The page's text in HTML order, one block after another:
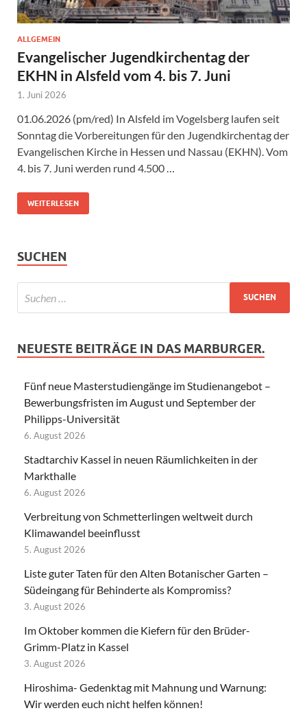
ALLGEMEIN
Evangelischer Jugendkirchentag der
EKHN in Alsfeld vom 4. bis 7. Juni
1. Juni 2026
01.06.2026 (pm/red) In Alsfeld im Vogelsberg laufen seit
Sonntag die Vorbereitungen für den Jugendkirchentag der
Evangelischen Kirche in Hessen und Nassau (EKHN). Vom
4. bis 7. Juni werden rund 4.500 …
WEITERLESEN
SUCHEN
NEUESTE BEITRÄGE IN DAS MARBURGER.
Fünf neue Masterstudiengänge im Studienangebot –
Bewerbungsfristen im August und September der
Philipps-Universität
6. August 2026
Stadtarchiv Kassel in neuen Räumlichkeiten in der
Markthalle
6. August 2026
Verbreitung von Schmetterlingen weltweit durch
Klimawandel beeinflusst
5. August 2026
Liste guter Taten für den Alten Botanischer Garten –
Südeingang für Behinderte als Kompromiss?
3. August 2026
Im Oktober kommen die Kiefern für den Brüder-
Grimm-Platz in Kassel
3. August 2026
Hiroshima- Gedenktag mit Mahnung und Warnung:
Wir werden euch nicht helfen können!